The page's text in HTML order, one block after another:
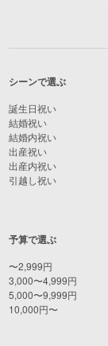
シーンで選ぶ
誕生日祝い
結婚祝い
結婚内祝い
出産祝い
出産内祝い
引越し祝い
予算で選ぶ
〜2,999円
3,000〜4,999円
5,000〜9,999円
10,000円〜